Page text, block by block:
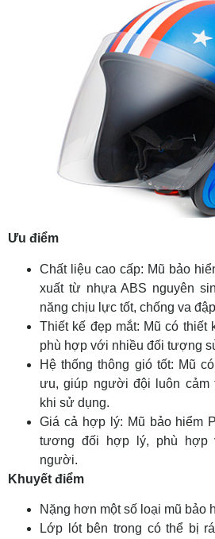
Ưu điểm
Chất liệu cao cấp: Mũ bảo
xuất từ nhựa ABS nguyên
năng chịu lực tốt, chống va
Thiết kế đẹp mắt: Mũ có thiết
phù hợp với nhiều đối tượng
Hệ thống thông gió tốt: Mũ
ưu, giúp người đội luôn cảm
khi sử dụng.
Giá cả hợp lý: Mũ bảo hiểm
tương đối hợp lý, phù hợp
người.
Khuyết điểm
Nặng hơn một số loại mũ bảo
Lớp lót bên trong có thể bị